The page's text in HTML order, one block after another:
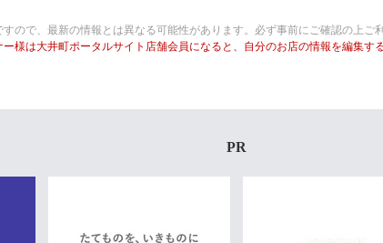
ので、最新の情報とは異なる可能性があります。必ず事前にご確認の上ご利
様は大井町ポータルサイト店舗会員になると、自分のお店の情報を編集す
PR